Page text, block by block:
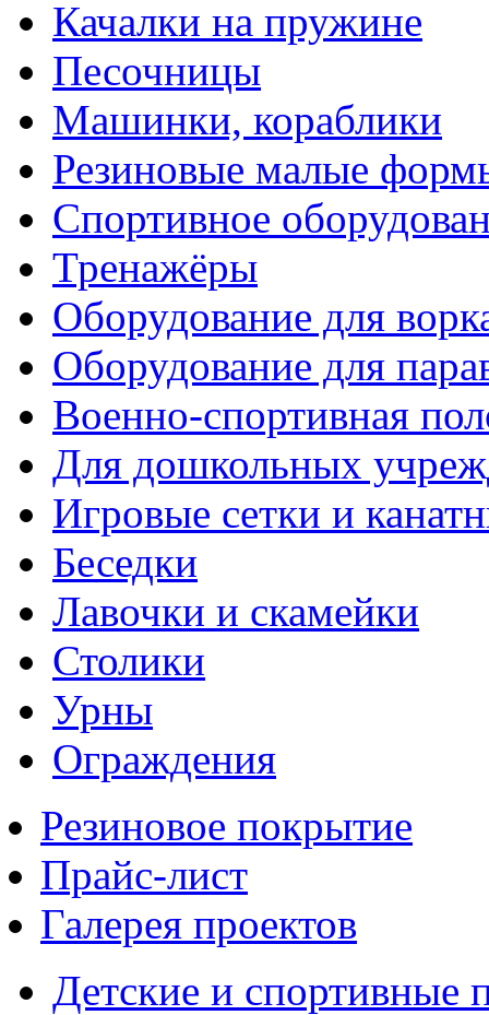
Качалки на пружине
Песочницы
Машинки, кораблики
Резиновые малые
Спортивное
Тренажёры
Оборудование для
Оборудование для
Военно-спортивная
Для дошкольных
Игровые сетки и
Беседки
Лавочки и скамейки
Столики
Урны
Ограждения
Резиновое покрытие
Прайс-лист
Галерея проектов
Детские и спортивные